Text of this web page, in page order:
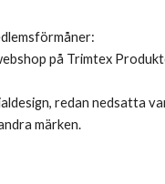
på Trimtex
redan nedsatta
märken.